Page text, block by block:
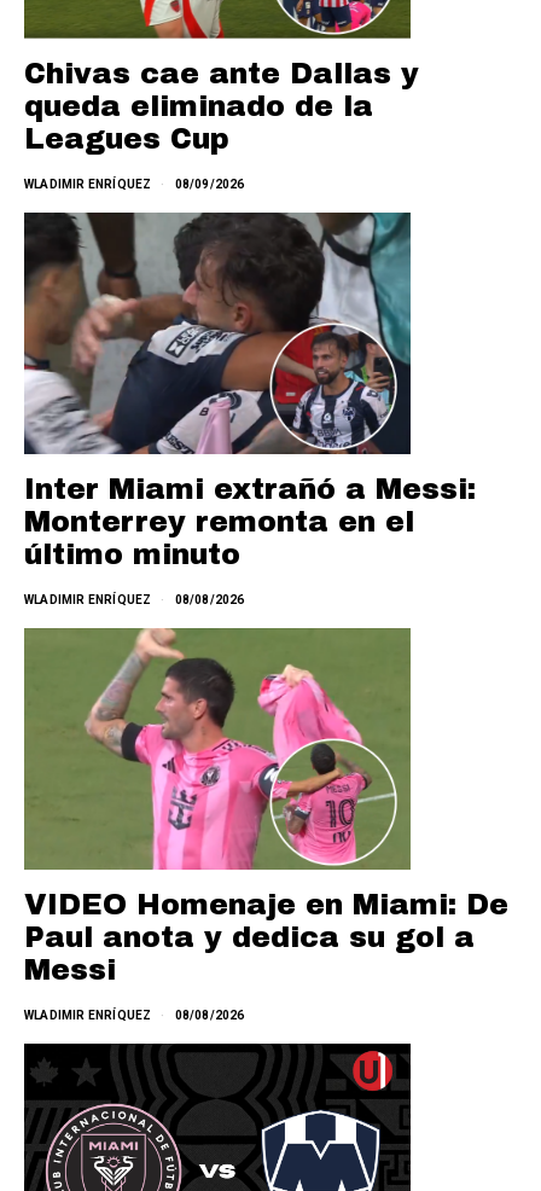
Chivas cae ante Dallas y
queda eliminado de la
Leagues Cup
WLADIMIR ENRÍQUEZ 08/09/2026
Inter Miami extrañó a Messi:
Monterrey remonta en el
último minuto
WLADIMIR ENRÍQUEZ 08/08/2026
VIDEO Homenaje en Miami: De
Paul anota y dedica su gol a
Messi
WLADIMIR ENRÍQUEZ 08/08/2026